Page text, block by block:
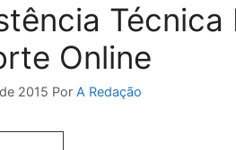
Técnica
Online
2015 Por A Redação